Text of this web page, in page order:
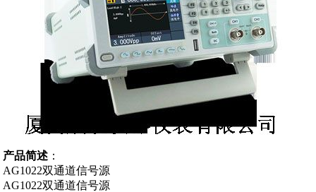
产品简述 ：
AG1022双通道信号源
AG1022双通道信号源